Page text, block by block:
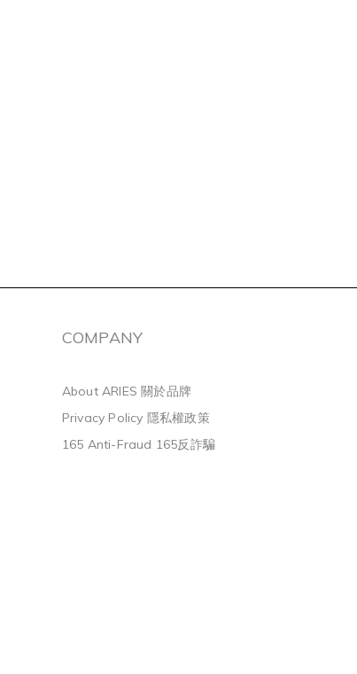
COMPANY
About ARIES 關於品牌
Privacy Policy 隱私權政策
165 Anti-Fraud 165反詐騙